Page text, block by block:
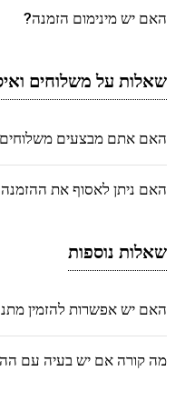
האם יש מינימום הזמנה?
שאלות על משלוחים
האם אתם מבצעים
האם ניתן לאסוף את
שאלות נוספות
האם יש אפשרות להזמין
מה קורה אם יש בעיה עם